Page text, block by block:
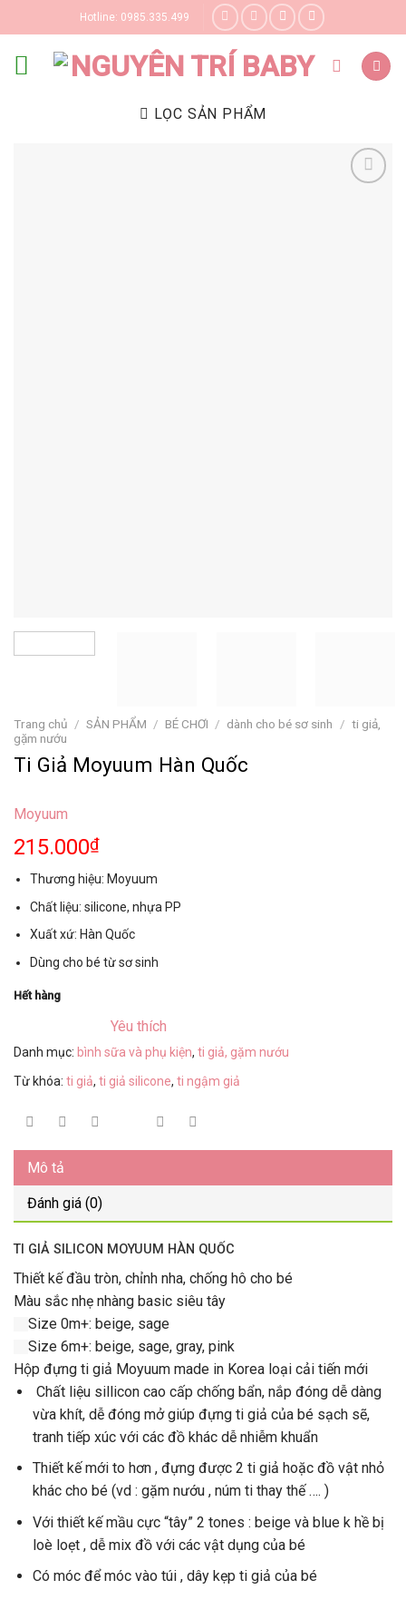
to
content
Hotline: 0985.335.499
LỌC SẢN PHẨM
Trang chủ / SẢN PHẨM / BÉ CHƠI / dành cho bé sơ sinh / ti giả,
gặm nướu
Ti Giả Moyuum Hàn Quốc
Moyuum
215.000₫
Thương hiệu: Moyuum
Chất liệu: silicone, nhựa PP
Xuất xứ: Hàn Quốc
Dùng cho bé từ sơ sinh
Hết hàng
Yêu thích
Danh mục: bình sữa và phụ kiện, ti giả, gặm nướu
Từ khóa: ti giả, ti giả silicone, ti ngậm giả
Mô tả
Đánh giá (0)
TI GIẢ SILICON MOYUUM HÀN QUỐC
Thiết kế đầu tròn, chỉnh nha, chống hô cho bé
Màu sắc nhẹ nhàng basic siêu tây
Size 0m+: beige, sage
Size 6m+: beige, sage, gray, pink
Hộp đựng ti giả Moyuum made in Korea loại cải tiến mới
Chất liệu sillicon cao cấp chống bẩn, nắp đóng dễ dàng
vừa khít, dễ đóng mở giúp đựng ti giả của bé sạch sẽ,
tranh tiếp xúc với các đồ khác dễ nhiễm khuẩn
Thiết kế mới to hơn , đựng được 2 ti giả hoặc đồ vật nhỏ
khác cho bé (vd : gặm nướu , núm ti thay thế …. )
Với thiết kế mầu cực “tây” 2 tones : beige và blue k hề bị
loè loẹt , dễ mix đồ với các vật dụng của bé
Có móc để móc vào túi , dây kẹp ti giả của bé